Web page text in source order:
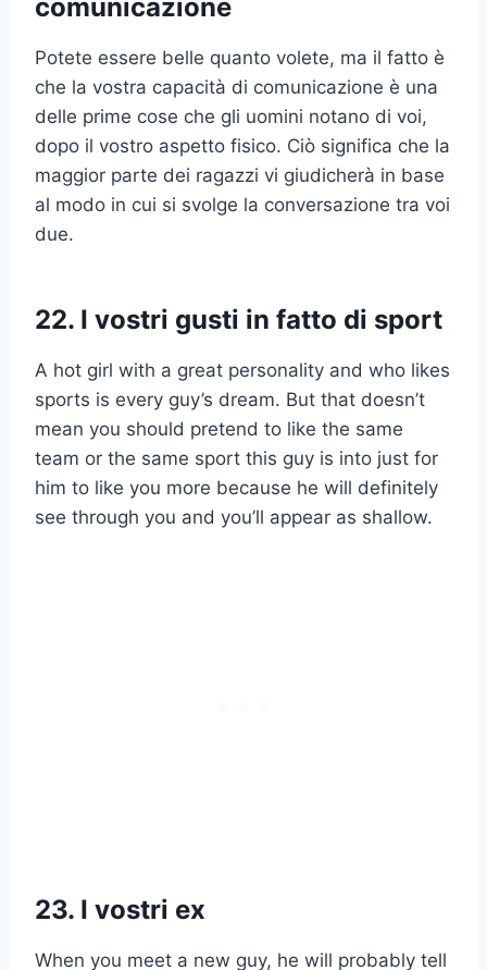
comunicazione
Potete essere belle quanto volete, ma il fatto è
che la vostra capacità di comunicazione è una
delle prime cose che gli uomini notano di voi,
dopo il vostro aspetto fisico. Ciò significa che la
maggior parte dei ragazzi vi giudicherà in base
al modo in cui si svolge la conversazione tra voi
due.
22. I vostri gusti in fatto di sport
A hot girl with a great personality and who likes
sports is every guy’s dream. But that doesn’t
mean you should pretend to like the same
team or the same sport this guy is into just for
him to like you more because he will definitely
see through you and you’ll appear as shallow.
23. I vostri ex
When you meet a new guy, he will probably tell